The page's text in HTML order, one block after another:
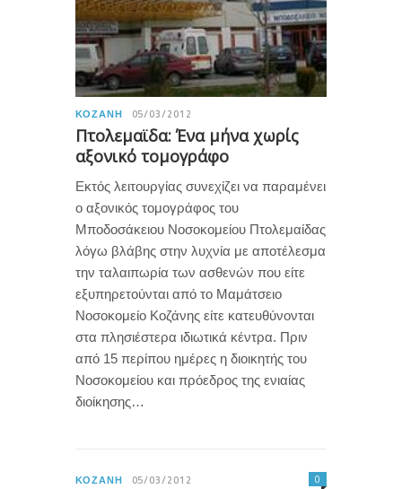
ΚΟΖΆΝΗ 05/03/2012
Πτολεμαϊδα: Ένα μήνα χωρίς
αξονικό τομογράφο
Εκτός λειτουργίας συνεχίζει να παραμένει
ο αξονικός τομογράφος του
Μποδοσάκειου Νοσοκομείου Πτολεμαίδας
λόγω βλάβης στην λυχνία με αποτέλεσμα
την ταλαιπωρία των ασθενών που είτε
εξυπηρετούνται από το Μαμάτσειο
Νοσοκομείο Κοζάνης είτε κατευθύνονται
στα πλησιέστερα ιδιωτικά κέντρα. Πριν
από 15 περίπου ημέρες η διοικητής του
Νοσοκομείου και πρόεδρος της ενιαίας
διοίκησης…
ΚΟΖΆΝΗ 05/03/2012 0